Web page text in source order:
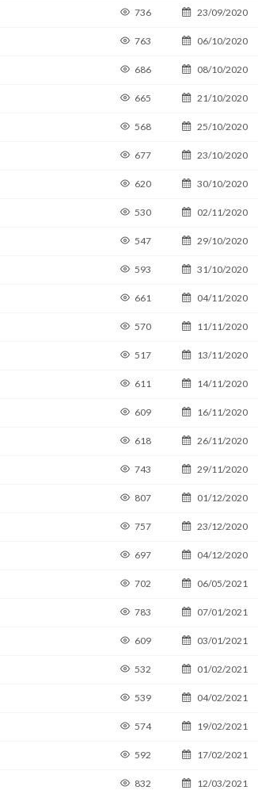
736 23/09/2020
763 06/10/2020
686 08/10/2020
665 21/10/2020
568 25/10/2020
677 23/10/2020
620 30/10/2020
530 02/11/2020
547 29/10/2020
593 31/10/2020
661 04/11/2020
570 11/11/2020
517 13/11/2020
611 14/11/2020
609 16/11/2020
618 26/11/2020
743 29/11/2020
807 01/12/2020
757 23/12/2020
697 04/12/2020
702 06/05/2021
783 07/01/2021
609 03/01/2021
532 01/02/2021
539 04/02/2021
574 19/02/2021
592 17/02/2021
832 12/03/2021